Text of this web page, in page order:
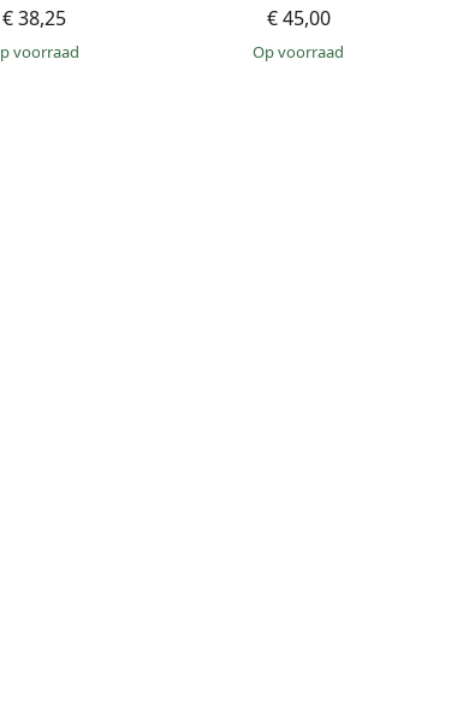
€ 38,25
op voorraad
€ 45,00
op voorraad